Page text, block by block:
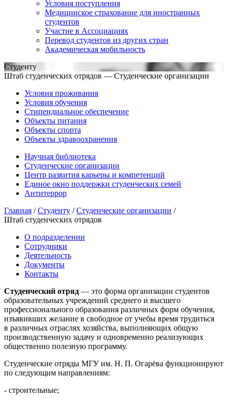
Условия поступления
Медицинское страхование для иностранных
студентов
Участие в Ассоциациях
Перевод студентов из других стран
Академическая мобильность
Студенту
Штаб студенческих отрядов — Студенческие организации
Условия проживания
Условия обучения
Стипендиальное обеспечение
Объекты питания
Объекты спорта
Объекты здравоохранения
Научная библиотека
Студенческие организации
Центр развития карьеры и компетенций
Единое окно поддержки студенческих семей
Антитеррор
Главная /Студенту /Студенческие организации /
Штаб студенческих отрядов
О подразделении
Сотрудники
Деятельность
Документы
Контакты
Студенческий отряд — это форма организации студентов
образовательных учреждений среднего и высшего
профессионального образования различных форм обучения,
изъявивших желание в свободное от учебы время трудиться
в различных отраслях хозяйства, выполняющих общую
производственную задачу и одновременно реализующих
общественно полезную программу.
Студенческие отряды МГУ им. Н. П. Огарёва функционируют
по следующим направлениям:
- строительные;